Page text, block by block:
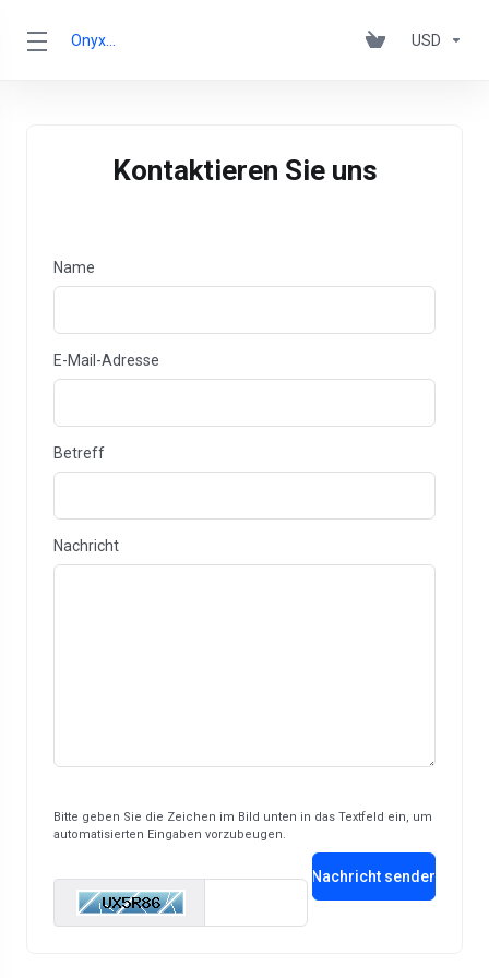
USD
Kontaktieren Sie uns
Name
E-Mail-Adresse
Betreff
Nachricht
Bitte geben Sie die Zeichen im Bild unten in das Textfeld ein, um
automatisierten Eingaben vorzubeugen.
Nachricht senden